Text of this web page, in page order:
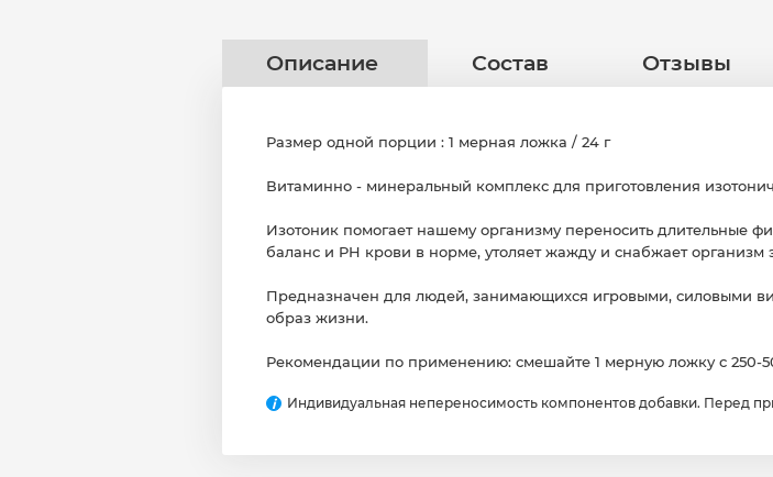
Описание Состав Отзывы
Размер одной порции : 1 мерная ложка / 24 г
Витаминно - минеральный комплекс для приготовления
Изотоник помогает нашему организму переносить длительные
баланс и PH крови в норме, утоляет жажду и снабжает организм
Предназначен для людей, занимающихся игровыми, силовыми
образ жизни.
Рекомендации по применению: смешайте 1 мерную ложку с 250-
i Индивидуальная непереносимость компонентов добавки. Перед